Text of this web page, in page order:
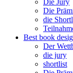
Die Jury
Die
die
Best book
Der
die jury
shortlist